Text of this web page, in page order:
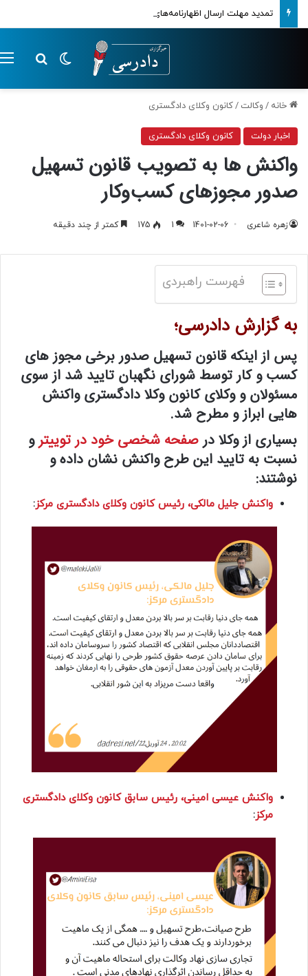
تمدید مهلت ارسال اظهارنامه‌های مالیاتی تا پایان تابستان 1405
تغییر پوسته
خانه / وکالت /کانون وکلای دادگستری
اخبار دولت کانون وکلای دادگستری
واکنش‌ ها به تصویب قانون تسهیل
صدور مجوزهای کسب‌وکار
زهره شاعری 1401-02-06
1
175 کمتر از چند دقیقه
فهرست راهبردی
به گزارش دادرسی؛
پس از اینکه قانون تسهیل صدور برخی مجوز های
کسب و کار توسط شورای نگهبان تایید شد از سوی
مسئولان و وکلای کانون وکلا دادگستری واکنش
هایی ابراز و مطرح شد.
بسیاری از وکلا در صفحه شخصی خود در توییترو
نسبت به تایید این طرح واکنش‌ نشان داده و
نوشتند:
واکنش جلیل مالکی، رئیس کانون وکلای دادگستری مرکز:
واکنش عیسی امینی، رئیس سابق کانون وکلای دادگستری
مرکز: